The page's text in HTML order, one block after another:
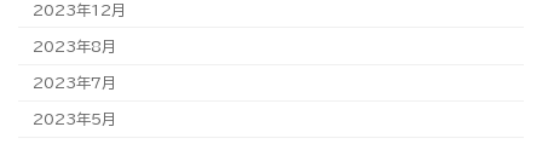
2023年12月
2023年8月
2023年7月
2023年5月